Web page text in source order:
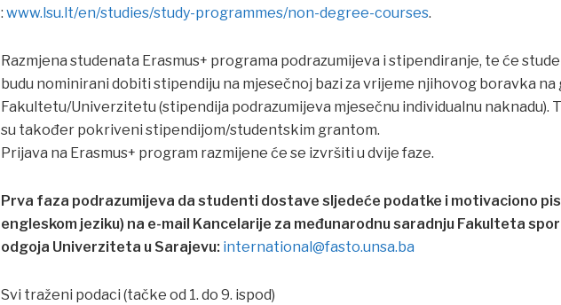
: www.lsu.lt/en/studies/study-programmes/non-degree-courses.
Razmjena studenata Erasmus+ programa podrazumijeva i stipendiranje, te će
budu nominirani dobiti stipendiju na mjesečnoj bazi za vrijeme njihovog boravka na
Fakultetu/Univerzitetu (stipendija podrazumijeva mjesečnu individualnu naknadu).
su također pokriveni stipendijom/studentskim grantom.
Prijava na Erasmus+ program razmijene će se izvršiti u dvije faze.
Prva faza podrazumijeva da studenti dostave sljedeće podatke i motivaciono
engleskom jeziku) na e-mail Kancelarije za međunarodnu saradnju Fakulteta
odgoja Univerziteta u Sarajevu: international@fasto.unsa.ba
Svi traženi podaci (tačke od 1. do 9. ispod)